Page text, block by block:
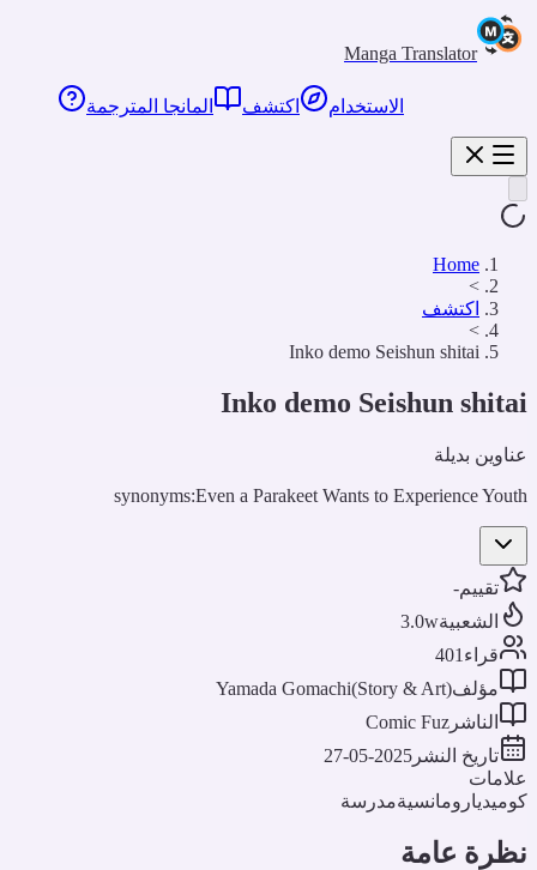
Manga Translator
الاستخدام اكتشف المانجا المترجمة
Home
>
اكتشف
>
Inko demo Seishun shitai
Inko demo Seishun
بديلة
synonyms:Even a Parakeet Wants to Experience
تقييم-
الشعبية3.0w
قراء 401
مؤلف Yamada Gomachi(Story & Art)
الناشرComic Fuz
تاريخ النشر2025-05-27
رومانسيةمدرسة
عامة